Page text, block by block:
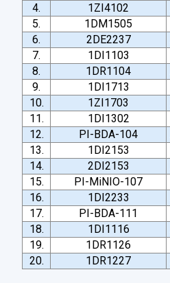
4.
1ZI4102
5.
1DM1505
6.
2DE2237
7.
1DI1103
8.
1DR1104
9.
1DI1713
10.
1ZI1703
11.
1DI1302
12.
PI-BDA-104
13.
1DI2153
14.
2DI2153
15.
PI-MiNIO-107
16.
1DI2233
17.
PI-BDA-111
18.
1DI1116
19.
1DR1126
20.
1DR1227